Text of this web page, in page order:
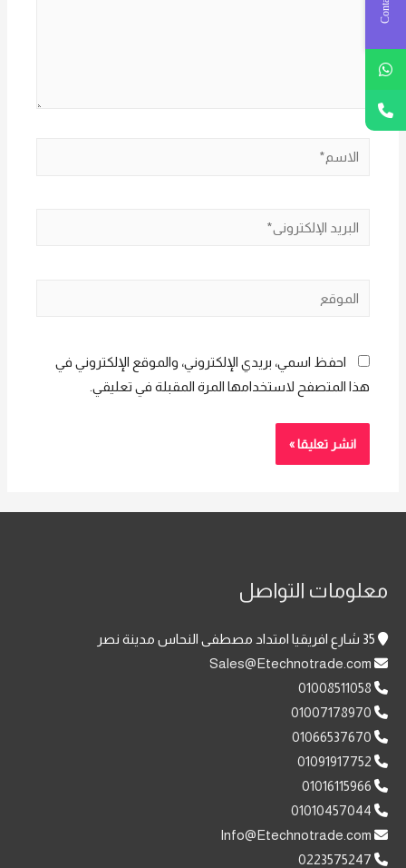
الاسم*
البريد
الموقع
احفظ اسمي، بريدي الإلكتروني، والموقع الإلكتروني في
هذا المتصفح لاستخدامها المرة المقبلة في تعليقي.
معلومات التواصل
01008511058
01007178970
01066537670
01091917752
01016115966
01010457044
0223575247